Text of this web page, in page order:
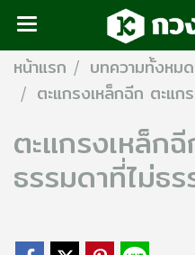
หน้าแรก บทความทั้งหมด
ตะแกรงเหล็กฉีก ตะแก
ตะแกรงเหล็ก
ธรรมดาที่ไม่ธ